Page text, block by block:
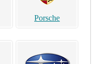
Porsche